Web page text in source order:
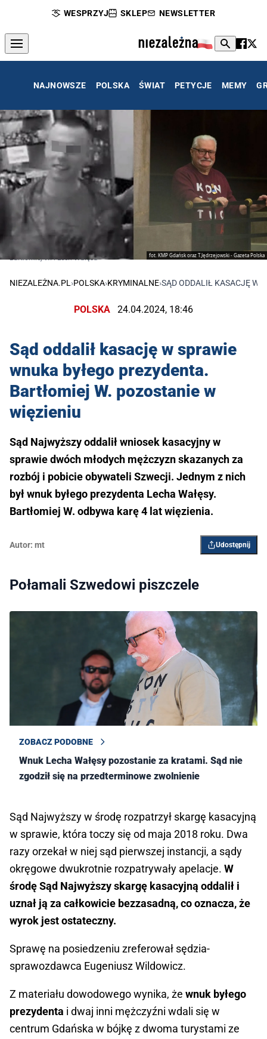
WESPRZYJ SKLEP NEWSLETTER
NAJNOWSZE POLSKA ŚWIAT PETYCJE MEMY
fot. KMP Gdańsk oraz T.Jędrzejowski - Gazeta Polska
Bartłomiej W. i Lech Wałęsa
NIEZALEŻNA.PL ›POLSKA›KRYMINALNE›SĄD ODDALIŁ KASACJĘ W
POLSKA 24.04.2024, 18:46
Sąd oddalił kasację w sprawie
wnuka byłego prezydenta.
Bartłomiej W. pozostanie w
więzieniu
Sąd Najwyższy oddalił wniosek kasacyjny w
sprawie dwóch młodych mężczyzn skazanych za
rozbój i pobicie obywateli Szwecji. Jednym z nich
był wnuk byłego prezydenta Lecha Wałęsy.
Bartłomiej W. odbywa karę 4 lat więzienia.
Autor: mt Udostępnij
Połamali Szwedowi piszczele
ZOBACZ PODOBNE
Wnuk Lecha Wałęsy pozostanie za kratami. Sąd nie
zgodził się na przedterminowe zwolnienie
Sąd Najwyższy w środę rozpatrzył skargę kasacyjną
w sprawie, która toczy się od maja 2018 roku. Dwa
razy orzekał w niej sąd pierwszej instancji, a sądy
okręgowe dwukrotnie rozpatrywały apelacje. W
środę Sąd Najwyższy skargę kasacyjną oddalił i
uznał ją za całkowicie bezzasadną, co oznacza, że
wyrok jest ostateczny.
Sprawę na posiedzeniu zreferował sędzia-
sprawozdawca Eugeniusz Wildowicz.
Z materiału dowodowego wynika, że wnuk byłego
prezydenta i dwaj inni mężczyźni wdali się w
centrum Gdańska w bójkę z dwoma turystami ze